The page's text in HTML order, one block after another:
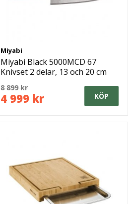
Miyabi
Miyabi Black 5000MCD 67
Knivset 2 delar, 13 och 20 cm
8 899 kr
4 999 kr KÖP